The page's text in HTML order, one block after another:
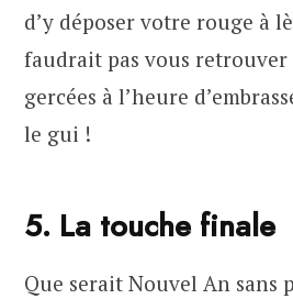
d’y déposer votre rouge à
faudrait pas vous retrouver
gercées à l’heure
le gui !
5. La touche finale
Que serait Nouvel An sans